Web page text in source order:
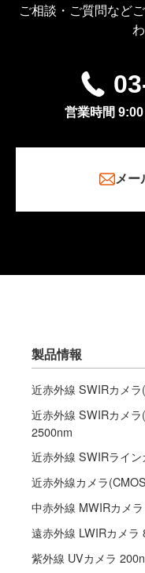
ご相談・ご質問など
営業時間 9:00
メー
製品情報
近赤外線 SWIRカメ
近赤外線 SWIRカメ
2500nm
近赤外線 SWIRライ
近赤外線カメラ
中赤外線 MWIRカメ
遠赤外線 LWIRカメ
紫外線 UVカメラ